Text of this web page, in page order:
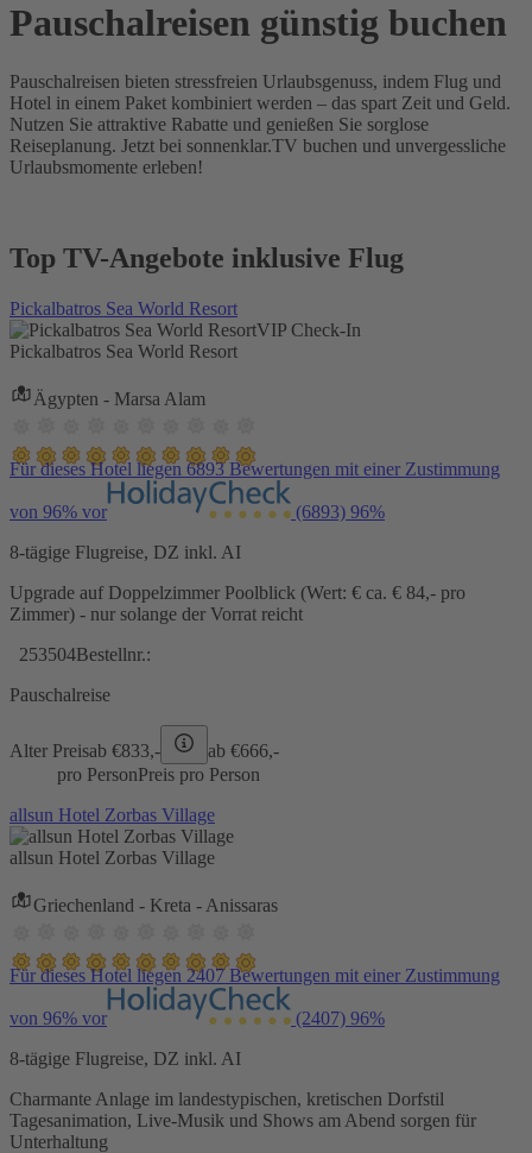
Pauschalreisen günstig buchen
Pauschalreisen bieten stressfreien Urlaubsgenuss, indem Flug und
Hotel in einem Paket kombiniert werden – das spart Zeit und Geld.
Nutzen Sie attraktive Rabatte und genießen Sie sorglose
Reiseplanung. Jetzt bei sonnenklar.TV buchen und unvergessliche
Urlaubsmomente erleben!
Top TV-Angebote inklusive Flug
Pickalbatros Sea World Resort
VIP Check-In
Pickalbatros Sea World Resort
Ägypten - Marsa Alam
Für dieses Hotel liegen 6893 Bewertungen mit einer Zustimmung
von 96% vor (6893) 96%
8-tägige Flugreise, DZ inkl. AI
Upgrade auf Doppelzimmer Poolblick (Wert: € ca. € 84,- pro
Zimmer) - nur solange der Vorrat reicht
253504Bestellnr.:
Pauschalreise
Alter Preisab €833,- ab €666,-
pro PersonPreis pro Person
allsun Hotel Zorbas Village
allsun Hotel Zorbas Village
Griechenland - Kreta - Anissaras
Für dieses Hotel liegen 2407 Bewertungen mit einer Zustimmung
von 96% vor (2407) 96%
8-tägige Flugreise, DZ inkl. AI
Charmante Anlage im landestypischen, kretischen Dorfstil
Tagesanimation, Live-Musik und Shows am Abend sorgen für
Unterhaltung